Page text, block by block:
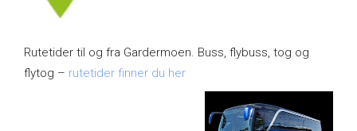
Rutetider til og fra Gardermoen. Buss, flybuss, tog og
flytog – rutetider finner du her